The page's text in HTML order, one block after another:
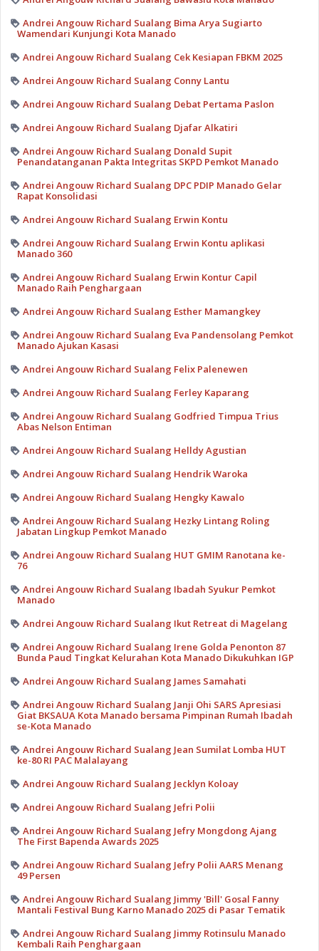
Andrei Angouw Richard Sualang Bima Arya Sugiarto
Wamendari Kunjungi Kota Manado
Andrei Angouw Richard Sualang Cek Kesiapan FBKM 2025
Andrei Angouw Richard Sualang Conny Lantu
Andrei Angouw Richard Sualang Debat Pertama Paslon
Andrei Angouw Richard Sualang Djafar Alkatiri
Andrei Angouw Richard Sualang Donald Supit
Penandatanganan Pakta Integritas SKPD Pemkot Manado
Andrei Angouw Richard Sualang DPC PDIP Manado Gelar
Rapat Konsolidasi
Andrei Angouw Richard Sualang Erwin Kontu
Andrei Angouw Richard Sualang Erwin Kontu aplikasi
Manado 360
Andrei Angouw Richard Sualang Erwin Kontur Capil
Manado Raih Penghargaan
Andrei Angouw Richard Sualang Esther Mamangkey
Andrei Angouw Richard Sualang Eva Pandensolang Pemkot
Manado Ajukan Kasasi
Andrei Angouw Richard Sualang Felix Palenewen
Andrei Angouw Richard Sualang Ferley Kaparang
Andrei Angouw Richard Sualang Godfried Timpua Trius
Abas Nelson Entiman
Andrei Angouw Richard Sualang Helldy Agustian
Andrei Angouw Richard Sualang Hendrik Waroka
Andrei Angouw Richard Sualang Hengky Kawalo
Andrei Angouw Richard Sualang Hezky Lintang Roling
Jabatan Lingkup Pemkot Manado
Andrei Angouw Richard Sualang HUT GMIM Ranotana ke-
76
Andrei Angouw Richard Sualang Ibadah Syukur Pemkot
Manado
Andrei Angouw Richard Sualang Ikut Retreat di Magelang
Andrei Angouw Richard Sualang Irene Golda Penonton 87
Bunda Paud Tingkat Kelurahan Kota Manado Dikukuhkan IGP
Andrei Angouw Richard Sualang James Samahati
Andrei Angouw Richard Sualang Janji Ohi SARS Apresiasi
Giat BKSAUA Kota Manado bersama Pimpinan Rumah Ibadah
se-Kota Manado
Andrei Angouw Richard Sualang Jean Sumilat Lomba HUT
ke-80 RI PAC Malalayang
Andrei Angouw Richard Sualang Jecklyn Koloay
Andrei Angouw Richard Sualang Jefri Polii
Andrei Angouw Richard Sualang Jefry Mongdong Ajang
The First Bapenda Awards 2025
Andrei Angouw Richard Sualang Jefry Polii AARS Menang
49 Persen
Andrei Angouw Richard Sualang Jimmy 'Bill' Gosal Fanny
Mantali Festival Bung Karno Manado 2025 di Pasar Tematik
Andrei Angouw Richard Sualang Jimmy Rotinsulu Manado
Kembali Raih Penghargaan